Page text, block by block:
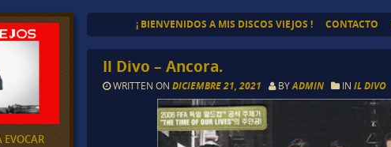
¡ BIENVENIDOS A MIS DISCOS VIEJOS ! CONTACTO
Il Divo – Ancora.
WRITTEN ONDICIEMBRE 21, 2021 BYADMIN INIL DIVO
EVOCAR